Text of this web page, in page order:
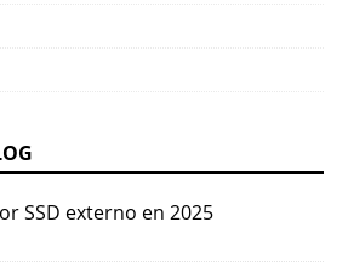
SSD externo en 2025